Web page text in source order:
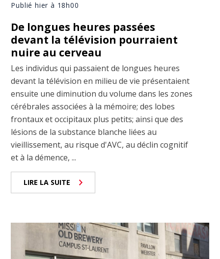
Publié hier à 18h00
De longues heures passées
devant la télévision pourraient
nuire au cerveau
Les individus qui passaient de longues heures
devant la télévision en milieu de vie présentaient
ensuite une diminution du volume dans les zones
cérébrales associées à la mémoire; des lobes
frontaux et occipitaux plus petits; ainsi que des
lésions de la substance blanche liées au
vieillissement, au risque d'AVC, au déclin cognitif
et à la démence, ...
LIRE LA SUITE